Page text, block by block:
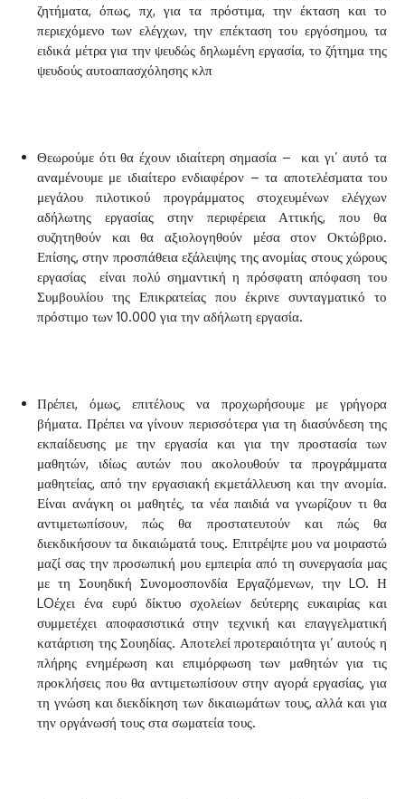
ζητήματα, όπως, πχ, για τα πρόστιμα, την έκταση και το
περιεχόμενο των ελέγχων, την επέκταση του εργόσημου, τα
ειδικά μέτρα για την ψευδώς δηλωμένη εργασία, το ζήτημα της
ψευδούς αυτοαπασχόλησης κλπ
Θεωρούμε ότι θα έχουν ιδιαίτερη σημασία – και γι’ αυτό τα
αναμένουμε με ιδιαίτερο ενδιαφέρον – τα αποτελέσματα του
μεγάλου πιλοτικού προγράμματος στοχευμένων ελέγχων
αδήλωτης εργασίας στην περιφέρεια Αττικής, που θα
συζητηθούν και θα αξιολογηθούν μέσα στον Οκτώβριο.
Επίσης, στην προσπάθεια εξάλειψης της ανομίας στους χώρους
εργασίας είναι πολύ σημαντική η πρόσφατη απόφαση του
Συμβουλίου της Επικρατείας που έκρινε συνταγματικό το
πρόστιμο των 10.000 για την αδήλωτη εργασία.
Πρέπει, όμως, επιτέλους να προχωρήσουμε με γρήγορα
βήματα. Πρέπει να γίνουν περισσότερα για τη διασύνδεση της
εκπαίδευσης με την εργασία και για την προστασία των
μαθητών, ιδίως αυτών που ακολουθούν τα προγράμματα
μαθητείας, από την εργασιακή εκμετάλλευση και την ανομία.
Είναι ανάγκη οι μαθητές, τα νέα παιδιά να γνωρίζουν τι θα
αντιμετωπίσουν, πώς θα προστατευτούν και πώς θα
διεκδικήσουν τα δικαιώματά τους. Επιτρέψτε μου να μοιραστώ
μαζί σας την προσωπική μου εμπειρία από τη συνεργασία μας
με τη Σουηδική Συνομοσπονδία Εργαζόμενων, την LO. Η
LOέχει ένα ευρύ δίκτυο σχολείων δεύτερης ευκαιρίας και
συμμετέχει αποφασιστικά στην τεχνική και επαγγελματική
κατάρτιση της Σουηδίας. Αποτελεί προτεραιότητα γι’ αυτούς η
πλήρης ενημέρωση και επιμόρφωση των μαθητών για τις
προκλήσεις που θα αντιμετωπίσουν στην αγορά εργασίας, για
τη γνώση και διεκδίκηση των δικαιωμάτων τους, αλλά και για
την οργάνωσή τους στα σωματεία τους.